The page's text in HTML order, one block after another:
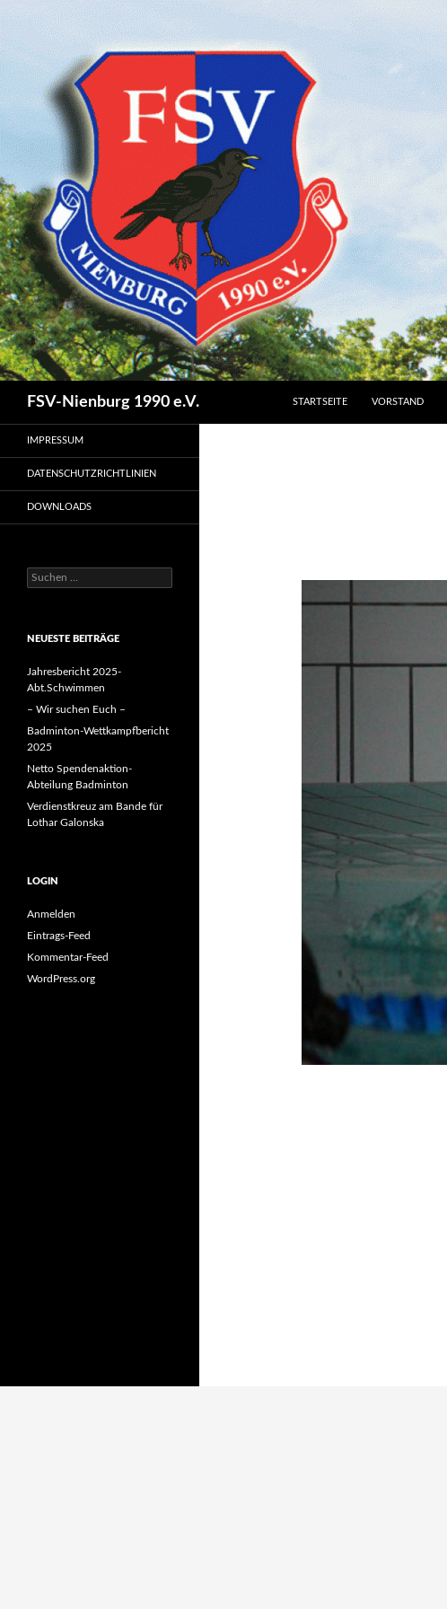
FSV-Nienburg 1990 e.V.
STARTSEITE
VORSTAND
IMPRESSUM
DATENSCHUTZRICHTLINIEN
DOWNLOADS
Suchen
nach:
NEUESTE BEITRÄGE
Jahresbericht 2025-
Abt.Schwimmen
– Wir suchen Euch –
Badminton-Wettkampfbericht
2025
Netto Spendenaktion-
Abteilung Badminton
Verdienstkreuz am Bande für
Lothar Galonska
LOGIN
Anmelden
Eintrags-Feed
Kommentar-Feed
WordPress.org